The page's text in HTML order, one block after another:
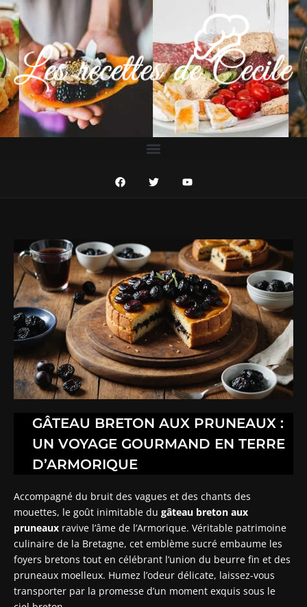
GÂTEAU BRETON AUX PRUNEAUX :
UN VOYAGE GOURMAND EN TERRE
D’ARMORIQUE
Accompagné du bruit des vagues et des chants des
mouettes, le goût inimitable du gâteau breton aux
pruneaux ravive l’âme de l’Armorique. Véritable patrimoine
culinaire de la Bretagne, cet emblème sucré embaume les
foyers bretons tout en célébrant l’union du beurre fin et des
pruneaux moelleux. Humez l’odeur délicate, laissez-vous
transporter par la promesse d’un moment exquis sous le